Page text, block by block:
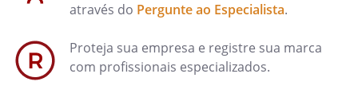
através do Pergunte ao Especialista.
Proteja sua empresa e registre sua marca
com profissionais especializados.